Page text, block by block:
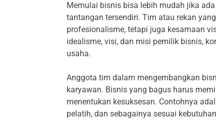
Memulai bisnis bisa lebih mudah jika
tantangan tersendiri. Tim atau rekan
profesionalisme, tetapi juga kesamaan
idealisme, visi, dan misi pemilik bisnis,
usaha.
Anggota tim dalam mengembangkan
karyawan. Bisnis yang bagus harus
menentukan kesuksesan. Contohnya
pelatih, dan sebagainya sesuai